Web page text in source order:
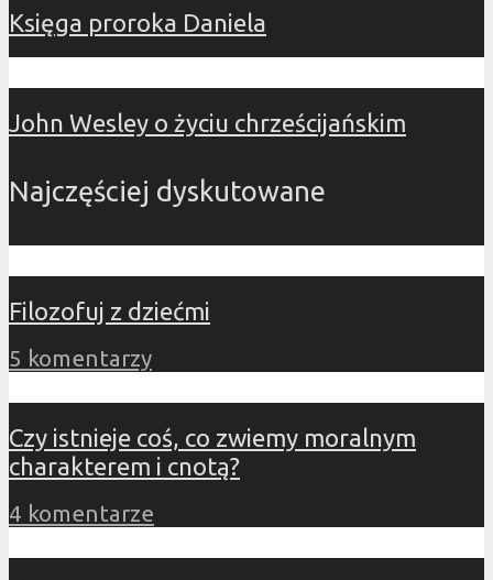
Księga proroka Daniela
John Wesley o życiu chrześcijańskim
Najczęściej dyskutowane
Filozofuj z dziećmi
5 komentarzy
Czy istnieje coś, co zwiemy moralnym
charakterem i cnotą?
4 komentarze